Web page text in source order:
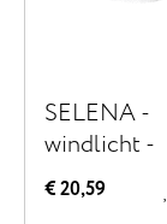
SELENA -
windlicht -
seleniet -
H 8 cm - wit
€ 20,59